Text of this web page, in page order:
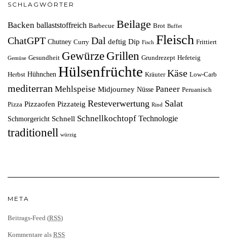
SCHLAGWÖRTER
Backen ballaststoffreich Barbecue Beilage Brot Buffet
ChatGPT Chutney Curry Dal deftig Dip Fisch Fleisch Frittiert
Gemüse Gesundheit Gewürze Grillen Grundrezept Hefeteig
Herbst Hühnchen Hülsenfrüchte Kräuter Käse Low-Carb
mediterran Mehlspeise Midjourney Nüsse Paneer Peruanisch
Pizza Pizzaofen Pizzateig Resteverwertung Rind Salat
Schmorgericht Schnell Schnellkochtopf Technologie
traditionell würzig
META
Beitrags-Feed (RSS)
Kommentare als RSS